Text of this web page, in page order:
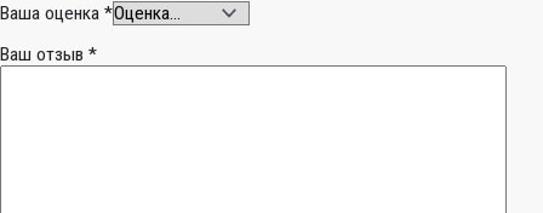
Ваша оценка *
Ваш отзыв *